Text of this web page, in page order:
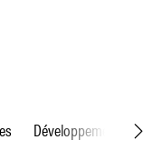
Développement durable